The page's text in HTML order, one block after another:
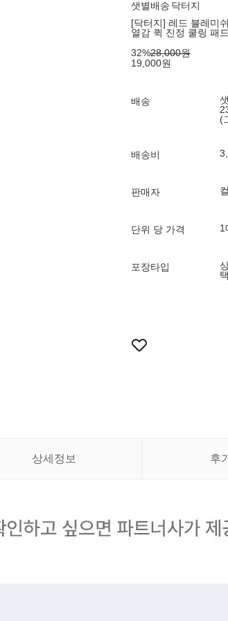
샛별배송 닥터지
[닥터지] 레드 블레미
열감 퀵 진정 쿨링 패드
32%28,000원
19,000원
배송
(
배송비
판매자
단위 당 가격 1
포장타입
상세정보 후기